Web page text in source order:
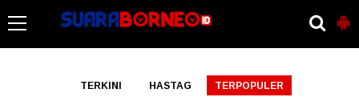
TERKINI HASTAG TERPOPULER